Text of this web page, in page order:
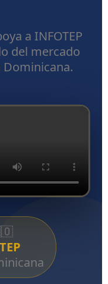
a INFOTEP
del mercado
Dominicana.